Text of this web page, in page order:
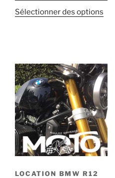
Sélectionner des options
LOCATION BMW R12